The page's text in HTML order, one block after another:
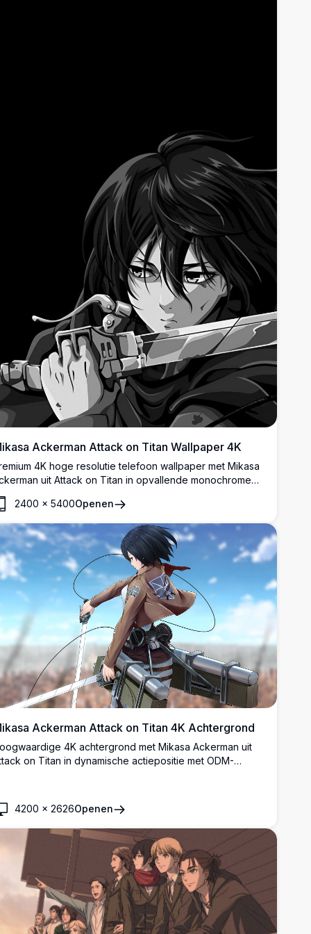
Ackerman Attack on Titan Wallpaper 4K
4K hoge resolutie telefoon wallpaper met Mikasa
uit Attack on Titan in opvallende monochrome
Toont de bekwame krijger met haar kenmerkende
en ODM uitrusting in dramatische zwart-wit
perfect voor mobiele schermen.
2400 × 5400Openen
Ackerman Attack on Titan 4K Achtergrond
4K achtergrond met Mikasa Ackerman uit
on Titan in dynamische actiepositie met ODM-
tegen een heldere hemelachtergrond, perfect voor
achtergronden.
4200 × 2626Openen